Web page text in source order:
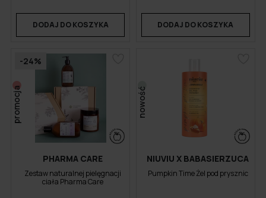
DODAJ DO KOSZYKA DODAJ DO KOSZYKA
-24%
promocja
PHARMA CARE
Zestaw naturalnej pielęgnacji
ciała Pharma Care
nowość
NIUVIU X BABASIERZUCA
Pumpkin Time Żel pod prysznic